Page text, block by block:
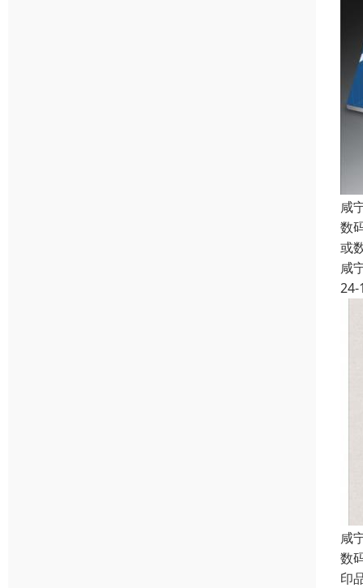
咸
数
或
咸
24-
咸
数
印